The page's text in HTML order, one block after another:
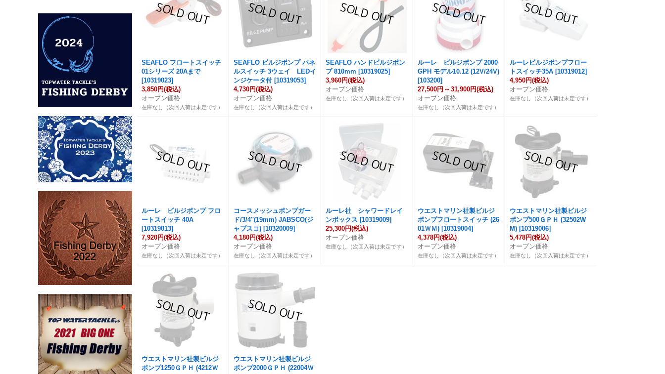
SEAFLO フロートスイッチ
01シリーズ 20Aまで
[10319023]
3,850円(税込)
オープン価格
在庫なし（次回入荷は未定です）
SEAFLO ビルジポンプ パネ
ルスイッチ 3ウェイ LEDイ
ンジケータ付 [10319053]
4,730円(税込)
オープン価格
在庫なし（次回入荷は未定です）
SEAFLO ハンドビルジポン
プ 810mm [10319025]
3,960円(税込)
オープン価格
在庫なし（次回入荷は未定です）
ルーレ ビルジポンプ 2000
GPH モデル10.12 (12V/24V)
[103200]
27,500円 ～ 31,900円(税込)
オープン価格
在庫なし（次回入荷は未定です）
ルーレビルジポンプフロー
トスイッチ35A [10319012]
4,950円(税込)
オープン価格
在庫なし（次回入荷は未定です）
ルーレ ビルジポンプ フロ
ートスイッチ 40A
[10319013]
7,920円(税込)
オープン価格
在庫なし（次回入荷は未定です）
コースメッシュポンプガー
ド/3/4''(19mm) JABSCO(ジ
ャブスコ) [10320009]
4,180円(税込)
オープン価格
在庫なし（次回入荷は未定です）
ルーレ社 シャワードレイ
ンボックス [10319009]
25,300円(税込)
オープン価格
在庫なし（次回入荷は未定です）
ウエストマリン社製ビルジ
ポンプフロートスイッチ (26
01ＷＭ) [10319004]
4,378円(税込)
オープン価格
在庫なし（次回入荷は未定です）
ウエストマリン社製ビルジ
ポンプ500ＧＰＨ (32502W
M) [10319006]
5,478円(税込)
オープン価格
在庫なし（次回入荷は未定です）
ウエストマリン社製ビルジ
ポンプ1250ＧＰＨ (4212Ｗ
ウエストマリン社製ビルジ
ポンプ2000ＧＰＨ (22004Ｗ